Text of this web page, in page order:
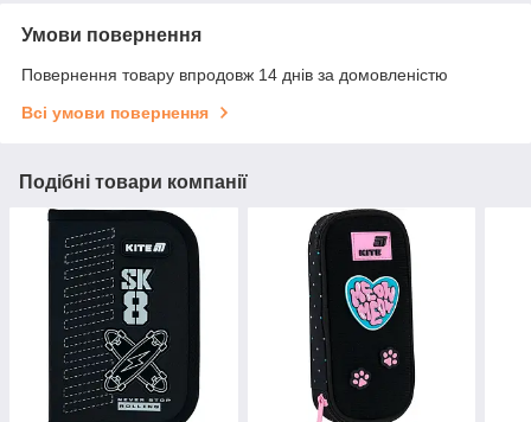
Умови повернення
Повернення товару впродовж 14 днів за домовленістю
Всі умови повернення
Подібні товари компанії